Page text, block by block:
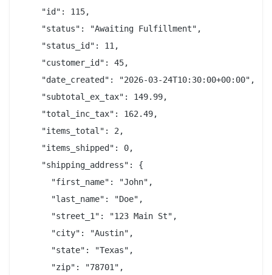
    "id": 115,
    "status": "Awaiting Fulfillment",
    "status_id": 11,
    "customer_id": 45,
    "date_created": "2026-03-24T10:30:00+00:00",
    "subtotal_ex_tax": 149.99,
    "total_inc_tax": 162.49,
    "items_total": 2,
    "items_shipped": 0,
    "shipping_address": {
      "first_name": "John",
      "last_name": "Doe",
      "street_1": "123 Main St",
      "city": "Austin",
      "state": "Texas",
      "zip": "78701",